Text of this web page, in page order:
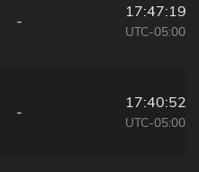
-
17:47:19
UTC-05:00
-
17:40:52
UTC-05:00